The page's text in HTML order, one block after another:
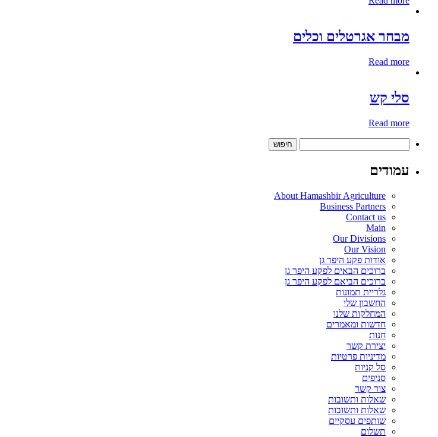
מבחר אגרטלים וכלים
Read more
סלי קש
Read more
עמודים
About Hamashbir Agriculture
Business Partners
Contact us
Main
Our Divisions
Our Vision
אודות פקע היפר גן
ברוכים הבאים לפקע היפר גן
ברוכים הביאם לפקע היפר גן
גלריית תמונות
החשבון שלי
המחלקות שלנו
חדשות ומאמרים
חנות
יצירת קשר
מדיניות פרטיות
סל קניות
סניפים
צור קשר
שאלות ותשובות
שאלות ותשובות
שותפים עסקיים
תשלום